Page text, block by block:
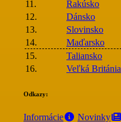
11.
Rakúsko
12.
Dánsko
13.
Slovinsko
14.
Maďarsko
15.
Taliansko
16.
Veľká Británia
Odkazy:
Informácie Novinky